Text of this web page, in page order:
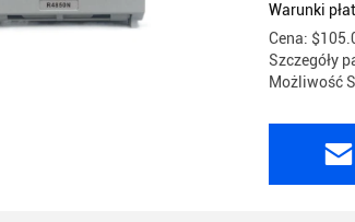
Warunki
Cena:
Szczegóły
Możliwość